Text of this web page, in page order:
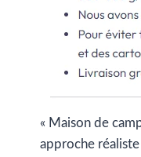
« Maison de
approche